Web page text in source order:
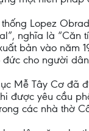
Lopez
nghĩa là “Căn
bản vào năm
cho người
Mễ Tây Cơ đã
được yêu cầu
các nhà thờ